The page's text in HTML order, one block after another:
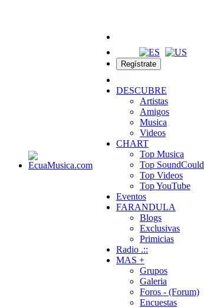
Regístrate
DESCUBRE
Artistas
Amigos
Musica
Videos
CHART
Top Musica
Top SoundCould
Top Videos
Top YouTube
Eventos
FARANDULA
Blogs
Exclusivas
Primicias
Radio .::
MAS +
Grupos
Galeria
Foros - (Forum)
Encuestas